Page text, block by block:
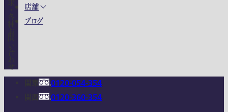
店舗
ブログ
0120-054-354
0120-360-354